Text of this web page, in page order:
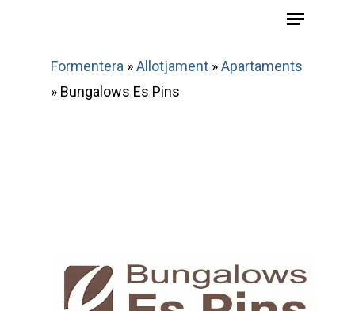
Menu
Formentera »Allotjament »Apartaments
» Bungalows Es Pins